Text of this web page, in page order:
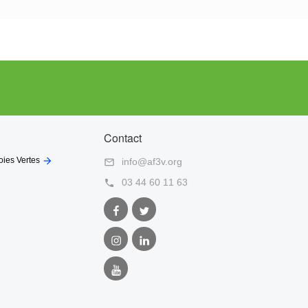
Vertes 
Contact

info@af3v.org

03 44 60 11 63
Facebook
AF3V
Twitter
AF3V
Instagram
AF3V
LinkedIn
AF3V
Youtube
AF3V